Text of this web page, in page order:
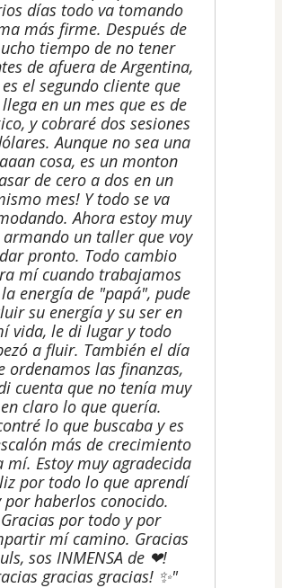
días todo va tomando
más firme. Después de
tiempo de no tener
de afuera de Argentina,
el segundo cliente que
en un mes que es de
y cobraré dos sesiones
Aunque no sea una
cosa, es un monton
de cero a dos en un
mes! Y todo se va
Ahora estoy muy
un taller que voy
pronto. Todo cambio
mí cuando trabajamos
energía de "papá", pude
su energía y su ser en
vida, le di lugar y todo
a fluir. También el día
ordenamos las finanzas,
cuenta que no tenía muy
en claro lo que quería.
lo que buscaba y es
más de crecimiento
mí. Estoy muy agradecida
por todo lo que aprendí
por haberlos conocido.
Gracias por todo y por
mí camino. Gracias
sos INMENSA de ❤!
gracias gracias! ✨"